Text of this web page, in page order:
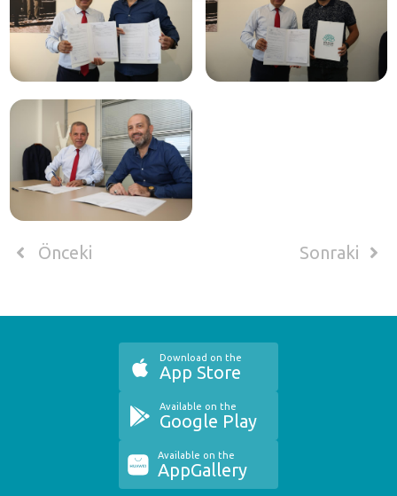
Önceki Sonraki
Download on the
App Store
Available on the
Google Play
Available on the
AppGallery